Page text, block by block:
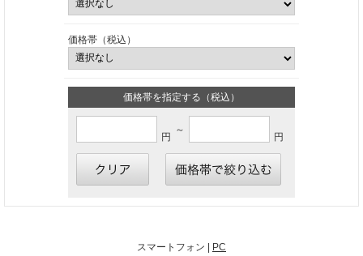
価格帯（税込）
価格帯を指定する（税込）
円
～
円
スマートフォン | PC